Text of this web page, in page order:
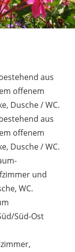
aus
offenem
Dusche / WC.
aus
offenem
Dusche / WC.
und
WC.
Süd-Ost